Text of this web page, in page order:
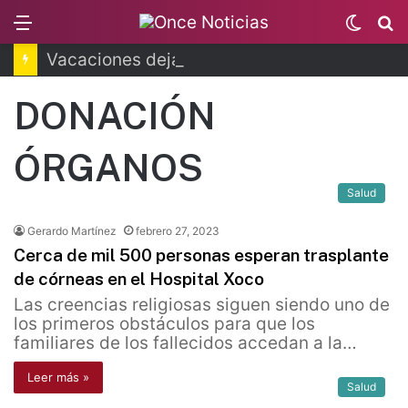
Switch
skin
DONACIÓN
ÓRGANOS
Salud
Gerardo Martínez febrero 27, 2023
Cerca de mil 500 personas esperan trasplante
de córneas en el Hospital Xoco
Las creencias religiosas siguen siendo uno de
los primeros obstáculos para que los
familiares de los fallecidos accedan a la…
Leer más »
Salud